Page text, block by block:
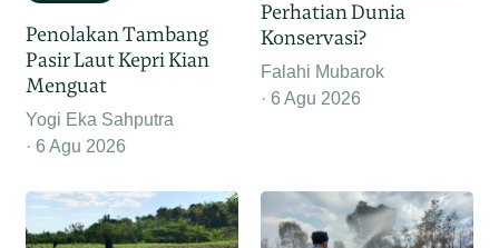
Penolakan Tambang
Pasir Laut Kepri Kian
Menguat
Yogi Eka Sahputra
6 Agu 2026
Perhatian Dunia
Konservasi?
Falahi Mubarok
6 Agu 2026